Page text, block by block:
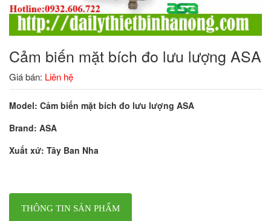
Cảm biến mặt bích đo lưu lượng ASA
Giá bán: Liên hệ
Model: Cảm biến mặt bích đo lưu lượng ASA
Brand: ASA
Xuất xứ: Tây Ban Nha
THÔNG TIN SẢN PHẨM